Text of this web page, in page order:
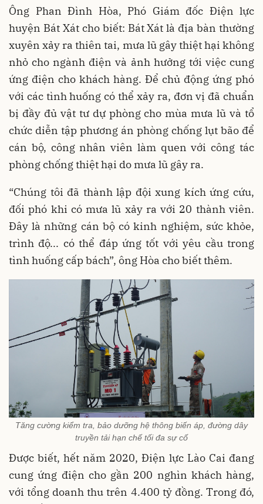
Ông Phan Đình Hòa, Phó Giám đốc Điện lực
huyện Bát Xát cho biết: Bát Xát là địa bàn thường
xuyên xảy ra thiên tai, mưa lũ gây thiệt hại không
nhỏ cho ngành điện và ảnh hưởng tới việc cung
ứng điện cho khách hàng. Để chủ động ứng phó
với các tình huống có thể xảy ra, đơn vị đã chuẩn
bị đầy đủ vật tư dự phòng cho mùa mưa lũ và tổ
chức diễn tập phương án phòng chống lụt bão để
cán bộ, công nhân viên làm quen với công tác
phòng chống thiệt hại do mưa lũ gây ra.
“Chúng tôi đã thành lập đội xung kích ứng cứu,
đối phó khi có mưa lũ xảy ra với 20 thành viên.
Đây là những cán bộ có kinh nghiệm, sức khỏe,
trình độ... có thể đáp ứng tốt với yêu cầu trong
tình huống cấp bách”, ông Hòa cho biết thêm.
Tăng cường kiểm tra, bảo dưỡng hệ thông biến áp, đường dây
truyền tải hạn chế tối đa sự cố
Được biết, hết năm 2020, Điện lực Lào Cai đang
cung ứng điện cho gần 200 nghìn khách hàng,
với tổng doanh thu trên 4.400 tỷ đồng. Trong đó,